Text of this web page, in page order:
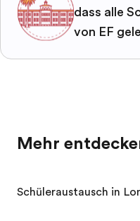
dass alle
von EF
Mehr
Schüleraustausch in